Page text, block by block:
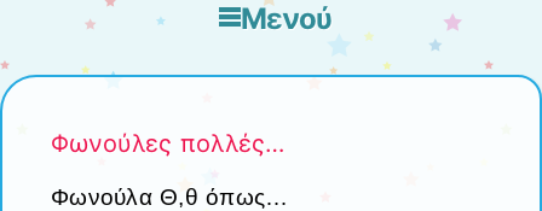
Μενού
Μετάβαση στο περιεχόμενο
Φωνούλες πολλές…
Φωνούλα Θ,θ όπως…